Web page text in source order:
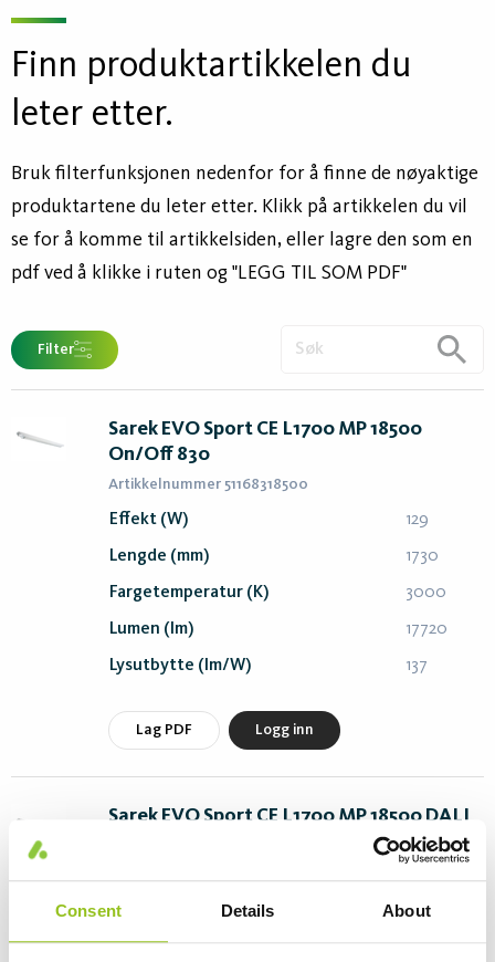
Consent Details About
Finn produktartikkelen du
leter etter.
Bruk filterfunksjonen nedenfor for å finne de nøyaktige
produktartene du leter etter. Klikk på artikkelen du vil
se for å komme til artikkelsiden, eller lagre den som en
pdf ved å klikke i ruten og "LEGG TIL SOM PDF"
Filter
Sarek EVO Sport CE L1700 MP 18500
On/Off 830
Artikkelnummer 51168318500
Effekt (W) 129
Lengde (mm) 1730
Fargetemperatur (K) 3000
Lumen (lm) 17720
Lysutbytte (lm/W) 137
Lag PDF Logg inn
Sarek EVO Sport CE L1700 MP 18500 DALI
Effekt (W) 129
Lengde (mm)